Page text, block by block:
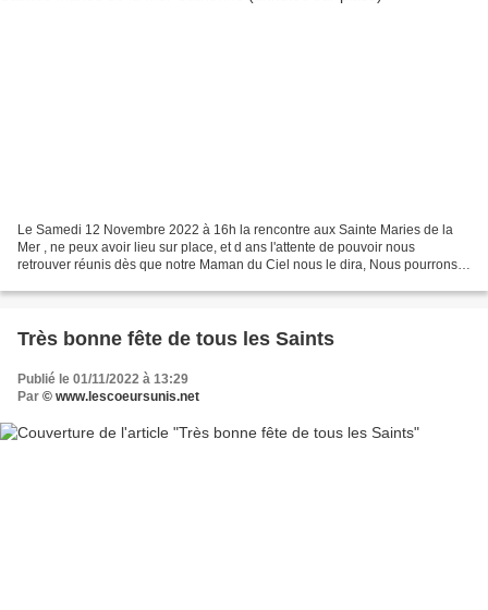
Le Samedi 12 Novembre 2022 à 16h la rencontre aux Sainte Maries de la
Mer , ne peux avoir lieu sur place, et d ans l'attente de pouvoir nous
retrouver réunis dès que notre Maman du Ciel nous le dira, Nous pourrons
Très bonne fête de tous les Saints
Publié le 01/11/2022 à 13:29
Par © www.lescoeursunis.net